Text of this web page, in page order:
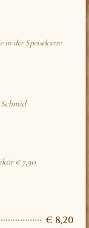
in der Speisekarte.
€ 7,90
€ 8,20